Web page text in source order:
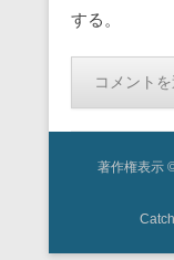
する。
著作権表示